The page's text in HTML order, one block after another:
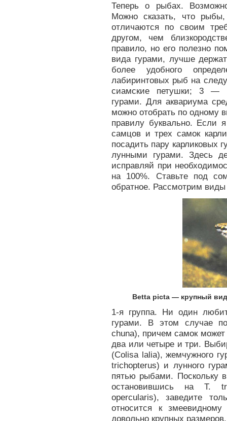
Теперь о рыбах.
Можно сказать, что
отличаются по своим
другом, чем
правило, но его полезно
вида гурами, лучше
более удобного
лабиринтовых рыб на
сиамские петушки; 3 —
гурами. Для аквариума
можно отобрать по одному
правилу буквально. Если
самцов и трех самок
посадить пару
лунными гурами. Здесь
исправляй при
на 100%. Ставьте под
обратное. Рассмотрим
Betta picta — крупный
1-я группа. Ни один
гурами. В этом случае
chuna), причем самок
два или четыре и три.
(Colisa laliа), жемчужного
trichopterus) и лунного
пятью рыбами. Поскольку
остановившись на Т.
opercularis), заведите
относится к
довольно крупных размеров.